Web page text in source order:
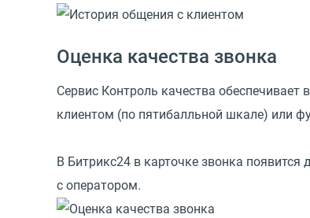
Оценка качества звонка
Сервис Контроль качества
клиентом (по пятибалльной шкале) или
В Битрикс24 в карточке звонка появится
с оператором.